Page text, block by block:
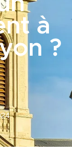
à
?